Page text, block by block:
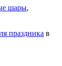
шары,
праздника в